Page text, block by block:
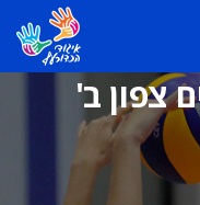
צפון ב'